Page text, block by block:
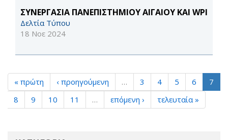
ΣΥΝΕΡΓΑΣΙΑ ΠΑΝΕΠΙΣΤΗΜΙΟΥ ΑΙΓΑΙΟΥ ΚΑΙ WPI
Δελτία Τύπου
18 Νοε 2024
« πρώτη ‹ προηγούμενη … 3 4 5 6
7
8
9 10 11 … επόμενη › τελευταία »